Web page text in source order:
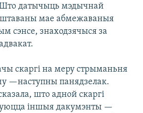
датычыць мэдычнай
мае абмежаваныя
сэнсе, знаходзячыся за
скаргі на меру стрыманьня
—наступны панядзелак.
што адной скаргі
іншыя дакумэнты —